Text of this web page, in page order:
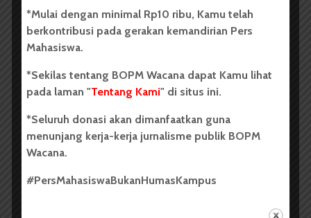
Redaksi
30 September 2018
BERITA KAMPUS
Acara Dies Natalis USU Akan
*Mulai dengan minimal Rp10 ribu, Kamu telah
berkontribusi pada gerakan kemandirian Pers
Mahasiswa.
*Sekilas tentang BOPM Wacana dapat Kamu lihat
pada laman "Tentang Kami" di situs ini.
*Seluruh donasi akan dimanfaatkan guna
menunjang kerja-kerja jurnalisme publik BOPM
Wacana.
#PersMahasiswaBukanHumasKampus